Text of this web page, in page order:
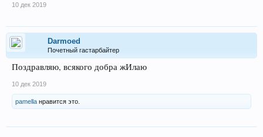
10 дек 2019
Darmoed
Почетный гастарбайтер
Поздравляю, всякого добра жИлаю
10 дек 2019
pamella нравится это.